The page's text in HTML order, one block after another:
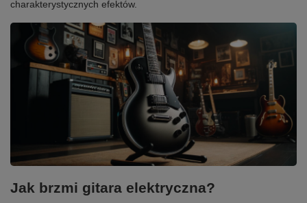
charakterystycznych efektów.
Jak brzmi gitara elektryczna?